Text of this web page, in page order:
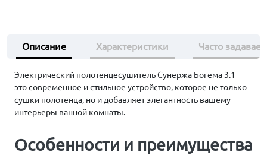
Описание Характеристики Часто
Электрический полотенцесушитель Сунержа Богема 3.1 —
это современное и стильное устройство, которое не только
сушки полотенца, но и добавляет элегантность вашему
интерьеры ванной комнаты.
Особенности и преимущества